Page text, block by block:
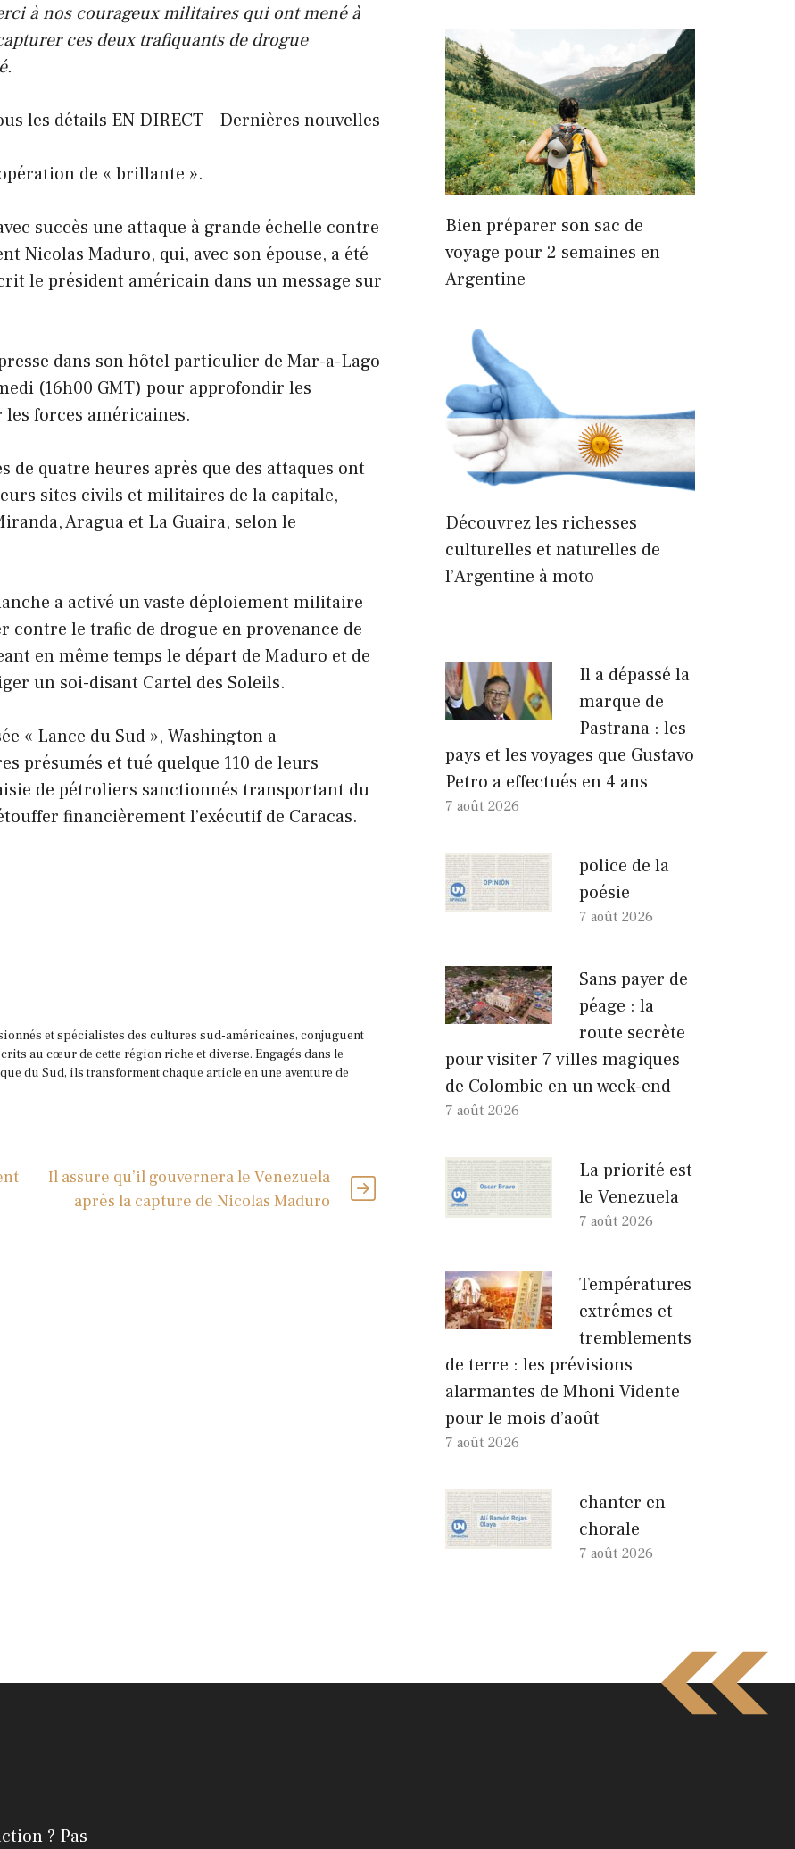
à nos courageux militaires qui ont mené à
ces deux trafiquants de drogue
les détails EN DIRECT – Dernières nouvelles
de « brillante ».
succès une attaque à grande échelle contre
Nicolas Maduro, qui, avec son épouse, a été
le président américain dans un message sur
dans son hôtel particulier de Mar-a-Lago
(16h00 GMT) pour approfondir les
forces américaines.
de quatre heures après que des attaques ont
sites civils et militaires de la capitale,
Aragua et La Guaira, selon le
a activé un vaste déploiement militaire
contre le trafic de drogue en provenance de
en même temps le départ de Maduro et de
un soi-disant Cartel des Soleils.
« Lance du Sud », Washington a
présumés et tué quelque 110 de leurs
de pétroliers sanctionnés transportant du
financièrement l’exécutif de Caracas.
et spécialistes des cultures sud-américaines, conjuguent
au cœur de cette région riche et diverse. Engagés dans le
du Sud, ils transforment chaque article en une aventure de
Il assure qu’il gouvernera le Venezuela
après la capture de Nicolas Maduro
Bien préparer son sac de
voyage pour 2 semaines en
Argentine
Découvrez les richesses
culturelles et naturelles de
l’Argentine à moto
Il a dépassé la
marque de
Pastrana : les
pays et les voyages que Gustavo
Petro a effectués en 4 ans
7 août 2026
police de la
poésie
7 août 2026
Sans payer de
péage : la
route secrète
pour visiter 7 villes magiques
de Colombie en un week-end
7 août 2026
La priorité est
le Venezuela
7 août 2026
Températures
extrêmes et
tremblements
de terre : les prévisions
alarmantes de Mhoni Vidente
pour le mois d’août
7 août 2026
chanter en
chorale
7 août 2026
? Pas